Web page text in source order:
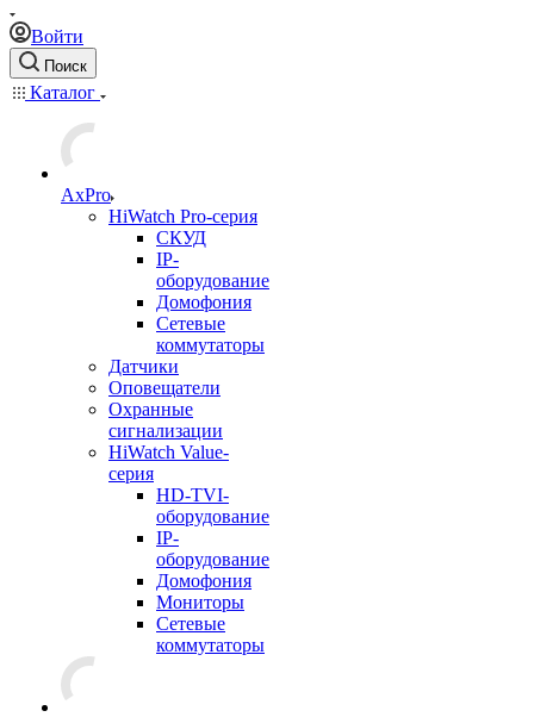
Войти
Поиск
Каталог
AxPro
HiWatch Pro-серия
CКУД
IP-
оборудование
Домофония
Сетевые
коммутаторы
Датчики
Оповещатели
Охранные
сигнализации
HiWatch Value-
серия
HD-TVI-
оборудование
IP-
оборудование
Домофония
Мониторы
Сетевые
коммутаторы